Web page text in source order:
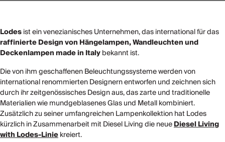
Lodesist ein venezianisches Unternehmen, das international für das
raffinierte Design von Hängelampen, Wandleuchten und
Deckenlampen made in Italybekannt ist.
Die von ihm geschaffenen Beleuchtungssysteme werden von
international renommierten Designern entworfen und zeichnen sich
durch ihr zeitgenössisches Design aus, das zarte und traditionelle
Materialien wie mundgeblasenes Glas und Metall kombiniert.
Zusätzlich zu seiner umfangreichen Lampenkollektion hat Lodes
kürzlich in Zusammenarbeit mit Diesel Living die neueDiesel Living
with Lodes-Liniekreiert.